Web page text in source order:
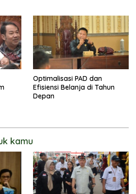
Optimalisasi PAD dan
Efisiensi Belanja di Tahun
Depan
kamu